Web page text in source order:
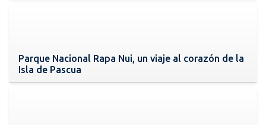
Parque Nacional Rapa Nui, un viaje al corazón de la
Isla de Pascua